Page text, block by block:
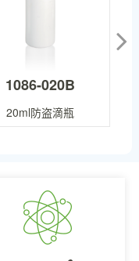
1086-020B
20ml防盗滴瓶